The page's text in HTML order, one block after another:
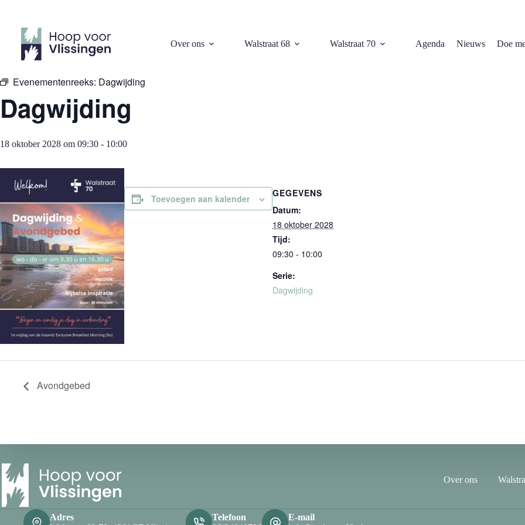
inhoud
Over ons Walstraat 68 Walstraat 70 Agenda Nieuws Doe
« Alle Evenementen
Evenementenreeks: Dagwijding
Dagwijding
18 oktober 2028 om 09:30 - 10:00
Toevoegen aan kalender
GEGEVENS
Datum:
18 oktober 2028
Tijd:
09:30 - 10:00
Serie:
Dagwijding
Avondgebed
Over ons
Adres
Telefoon
E-mail